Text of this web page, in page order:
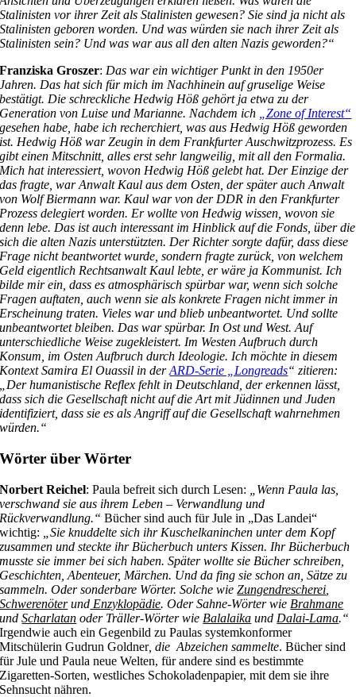
Stalinisten vor ihrer Zeit als Stalinisten gewesen? Sie sind ja nicht als
Stalinisten geboren worden. Und was würden sie nach ihrer Zeit als
Stalinisten sein? Und was war aus all den alten Nazis geworden?“
Franziska Groszer: Das war ein wichtiger Punkt in den 1950er
Jahren. Das hat sich für mich im Nachhinein auf gruselige Weise
bestätigt. Die schreckliche Hedwig Höß gehört ja etwa zu der
Generation von Luise und Marianne. Nachdem ich
„Zone of Interest“
gesehen habe, habe ich recherchiert, was aus Hedwig Höß geworden
ist. Hedwig Höß war Zeugin in dem Frankfurter Auschwitzprozess. Es
gibt einen Mitschnitt, alles erst sehr langweilig, mit all den Formalia.
Mich hat interessiert, wovon Hedwig Höß gelebt hat. Der Einzige der
das fragte, war Anwalt Kaul aus dem Osten, der später auch Anwalt
von Wolf Biermann war. Kaul war von der DDR in den Frankfurter
Prozess delegiert worden. Er wollte von Hedwig wissen, wovon sie
denn lebe. Das ist auch interessant im Hinblick auf die Fonds, über die
sich die alten Nazis unterstützten. Der Richter sorgte dafür, dass diese
Frage nicht beantwortet wurde, sondern fragte zurück, von welchem
Geld eigentlich Rechtsanwalt Kaul lebte, er wäre ja Kommunist. Ich
bilde mir ein, dass es atmosphärisch spürbar war, wenn sich solche
Fragen auftaten, auch wenn sie als konkrete Fragen nicht immer in
Erscheinung traten. Vieles war und blieb unbeantwortet. Und sollte
unbeantwortet bleiben. Das war spürbar. In Ost und West. Auf
unterschiedliche Weise zugekleistert. Im Westen Aufbruch durch
Konsum, im Osten Aufbruch durch Ideologie. Ich möchte in diesem
Kontext Samira El Ouassil in derARD-Serie „Longreads“ zitieren:
„Der humanistische Reflex fehlt in Deutschland, der erkennen lässt,
dass sich die Gesellschaft nicht auf die Art mit Jüdinnen und Juden
identifiziert, dass sie es als Angriff auf die Gesellschaft wahrnehmen
würden.“
Wörter über Wörter
Norbert Reichel: Paula befreit sich durch Lesen:
„Wenn Paula las,
verschwand sie aus ihrem Leben – Verwandlung und
Rückverwandlung.“ Bücher sind auch für Jule in „Das Landei“
wichtig:
„Sie knuddelte sich ihr Kuschelkaninchen unter dem Kopf
zusammen und steckte ihr Bücherbuch unters Kissen. Ihr Bücherbuch
musste sie immer bei sich haben. Später wollte sie Bücher schreiben,
Geschichten, Abenteuer, Märchen. Und da fing sie schon an, Sätze zu
sammeln. Oder sonderbare Wörter. Solche wieZungendrescherei
Schwerenöterund Enzyklopädie. Oder Sahne-Wörter wie Brahmane
undScharlatan oder Träller-Wörter wie Balalaika und Dalai-Lama.“
Irgendwie auch ein Gegenbild zu Paulas systemkonformer
Mitschülerin Gudrun Goldner, die Abzeichen sammelte. Bücher sind
für Jule und Paula neue Welten, für andere sind es bestimmte
Zigaretten-Sorten, westliches Schokoladenpapier, mit dem sie ihre
Sehnsucht nähren.